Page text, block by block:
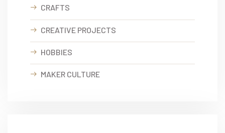
CRAFTS
CREATIVE PROJECTS
HOBBIES
MAKER CULTURE